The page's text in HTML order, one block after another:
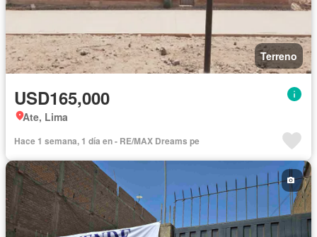
Terreno
USD165,000
Ate, Lima
Hace 1 semana, 1 día en - RE/MAX Dreams pe